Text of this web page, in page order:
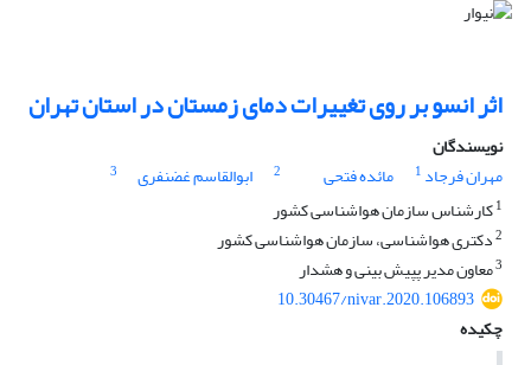
اثر انسو بر روی تغییرات دمای زمستان در استان تهران
نویسندگان
مهران فرجاد 1 مائده فتحی 2 ابوالقاسم غضنفری
3
1کارشناس سازمان هواشناسی کشور
2دکتری هواشناسی، سازمان هواشناسی کشور
3معاون مدیر پپیش بینی و هشدار
10.30467/nivar.2020.106893
چکیده